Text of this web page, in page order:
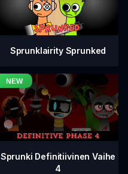
Sprunklairity Sprunked
Sprunki Definitiivinen Vaihe
4